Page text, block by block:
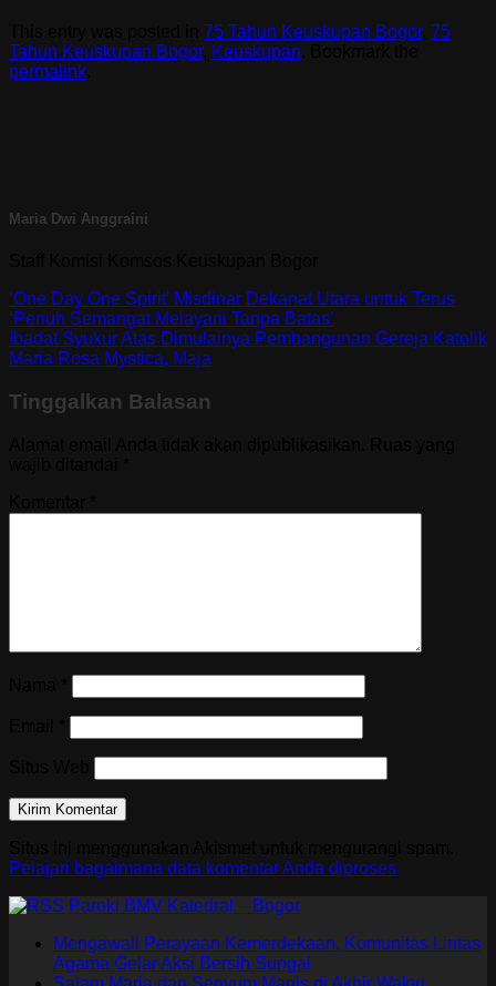
75 Tahun Keuskupan Bogor, 75
Tahun Keuskupan Bogor, Keuskupan
permalink
Maria Dwi Anggraini
‘One Day One Spirit’ Misdinar Dekanat Utara untuk Terus
‘Penuh Semangat Melayani Tanpa Batas’
Ibadat Syukur Atas Dimulainya Pembangunan Gereja Katolik
Maria Rosa Mystica, Maja
Tinggalkan Balasan
Pelajari bagaimana data komentar Anda diproses
Paroki BMV Katedral – Bogor
Mengawali Perayaan Kemerdekaan, Komunitas Lintas
Agama Gelar Aksi Bersih Sungai